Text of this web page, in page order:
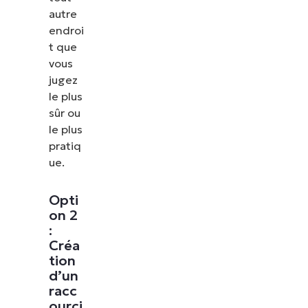
autre
endroi
t que
vous
jugez
le plus
sûr ou
le plus
pratiq
ue.
Opti
on 2
:
Créa
tion
d’un
racc